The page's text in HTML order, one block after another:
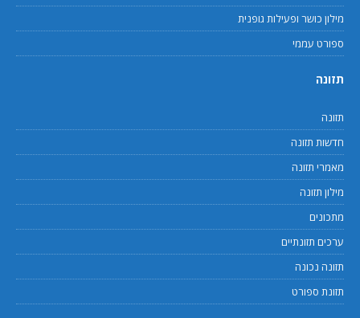
מילון כושר ופעילות גופנית
ספורט עממי
תזונה
תזונה
חדשות תזונה
מאמרי תזונה
מילון תזונה
מתכונים
ערכים תזונתיים
תזונה נכונה
תזונת ספורט